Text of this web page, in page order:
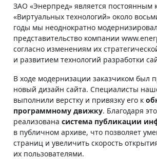
ЗАО «Энерпред» является постоянным
«Виртуальных технологий» около
годы мы неоднократно
представительство компании
согласно изменениям их
и развитием технологий разработки
В ходе модернизации заказчиком был
новый дизайн сайта. Специалисты
выполнили верстку и привязку его к
программному движку. Благодаря
реализована система публикации
в публичном архиве, что позволяет
страниц и увеличить скорость
их пользователями.